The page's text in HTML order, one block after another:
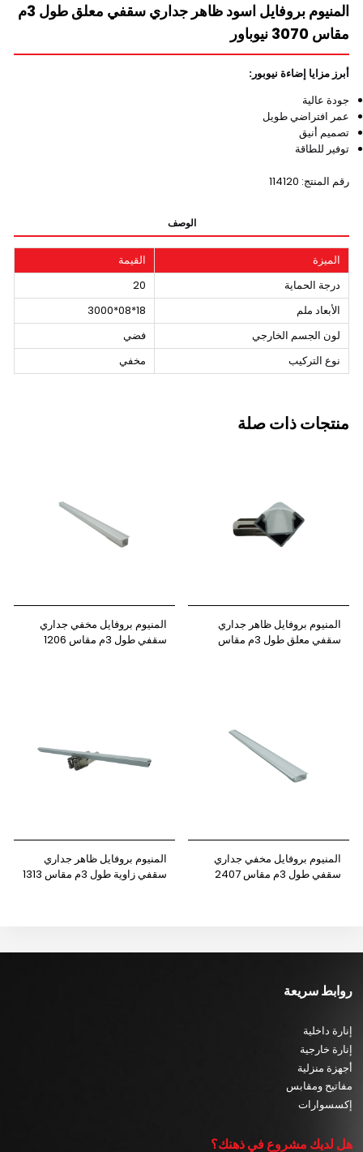
المنيوم بروفايل اسود ظاهر جداري سقفي معلق طول 3م
مقاس 3070 نيوباور
أبرز مزايا إضاءة نيوبور:
جودة عالية
عمر افتراضي طويل
تصميم أنيق
توفير للطاقة
رقم المنتج: 114120
الوصف
الميزة
القيمة
درجة الحماية
20
الأبعاد ملم
18*08*3000
لون الجسم الخارجي
فضي
نوع التركيب
مخفي
منتجات ذات صلة
المنيوم بروفايل ظاهر جداري
سقفي معلق طول 3م مقاس
المنيوم بروفايل مخفي جداري
سقفي طول 3م مقاس 1206
المنيوم بروفايل مخفي جداري
سقفي طول 3م مقاس 2407
المنيوم بروفايل ظاهر جداري
سقفي زاوية طول 3م مقاس 1313
روابط سريعة
إنارة داخلية
إنارة خارجية
أجهزة منزلية
مفاتيح ومقابس
إكسسوارات
هل لديك مشروع في ذهنك؟